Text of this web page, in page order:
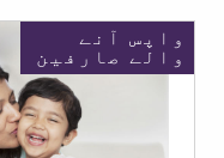
واپس آنے
والے صارفین